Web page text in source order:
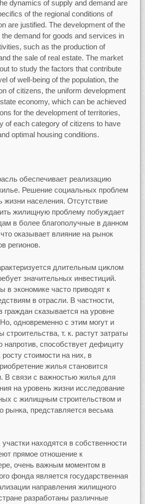
dynamics of supply and demand are
of the regional conditions of
are justified. The development of the
demand for goods and services in
such as the production of
the sale of real estate. The market
to study the factors that contribute
of well-being of the population, the
of citizens, the uniform development
economy, which can be achieved
for the development of territories,
of each category of citizens to have
optimal housing conditions.
обеспечивает реализацию
Решение социальных проблем
жизни населения. Отсутствие
жилищную проблему побуждает
в более благополучные в данном
оказывает влияние на рынок
регионов.
длительным циклом
значительных инвестиций.
в экономике часто приводят к
в отрасли. В частности,
граждан сказывается на уровне
одновременно с этим могут и
т. к. растут затраты
напротив, способствует дефициту
стоимости на них, в
жилья становится
В связи с важностью жилья для
на уровень жизни исследование
с жилищным строительством и
рынка, представляется весьма
находятся в собственности
прямое отношение к
очень важным моментом в
фонда является государственная
направления жилищного
разработаны различные